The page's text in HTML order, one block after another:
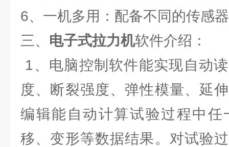
6、一机多用：配备不同的传感
三、 电子式拉力机软件介绍：
1、电脑控制软件能实现自动
度、断裂强度、弹性模量、延
编辑能自动计算试验过程中任
移、变形等数据结果。对试验